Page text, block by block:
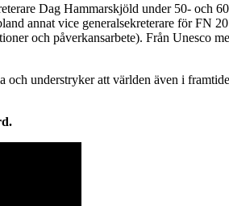
Dag Hammarskjöld under 50- och
annat vice generalsekreterare för
och påverkansarbete). Från Unesco
understryker att världen även i